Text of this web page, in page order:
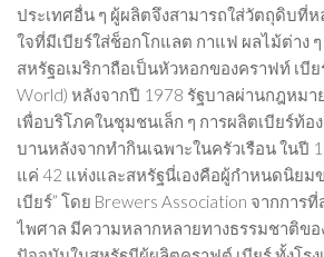
ประเทศอื่น ๆ ผู้ผลิตจึงสามารถใส่วัตถุดิบที่
ใจที่มีเบียร์ใส่ช็อกโกแลต กาแฟ ผลไม้ต่าง ๆ
สหรัฐอเมริกาถือเป็นหัวหอกของคราฟท์ เบีย
World) หลังจากปี 1978 รัฐบาลผ่านกฎหมา
เพื่อบริโภคในชุมชนเล็ก ๆ การผลิตเบียร์ท้อ
บานหลังจากทำกินเฉพาะในครัวเรือน ในปี
แค่ 42 แห่งและสหรัฐนี่เองคือผู้กำหนดนิยม
เบียร์” โดย Brewers Association จากกา
ไพศาล มีความหลากหลายทางธรรมชาติข